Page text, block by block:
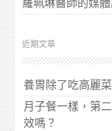
羅珮琳醫師的媒
近期文章
養胃除了吃高麗
月子餐一樣，第
效嗎？